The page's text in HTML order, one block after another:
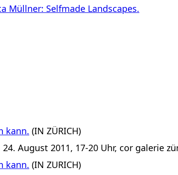
Müllner: Selfmade Landscapes.
kann. (IN ZÜRICH)
August 2011, 17-20 Uhr, cor galerie
kann. (IN ZURICH)